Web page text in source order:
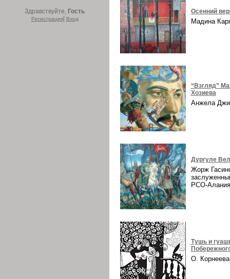
Здравствуйте, Гость
Регистрация| Вход
Осенний
Мадина
“Взгляд”
Хозиева
Анжела
Дургуле
Жорж
РСО-
Тушь и
О.